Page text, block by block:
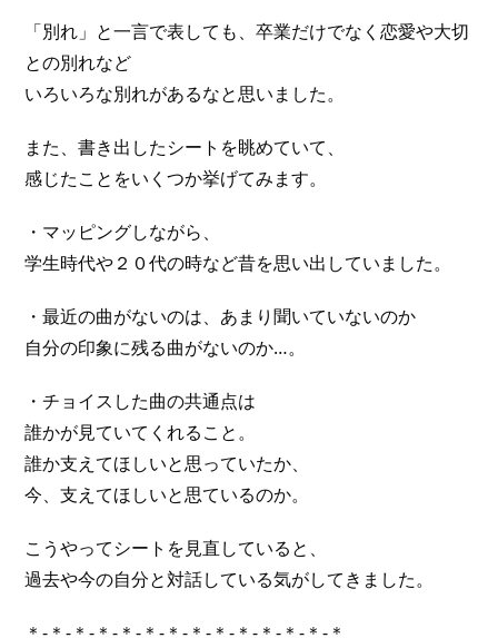
「別れ」と一言で表しても、卒業だけでなく恋愛や大切
との別れなど
いろいろな別れがあるなと思いました。
また、書き出したシートを眺めていて、
感じたことをいくつか挙げてみます。
・マッピングしながら、
学生時代や２０代の時など昔を思い出していました。
・最近の曲がないのは、あまり聞いていないのか
自分の印象に残る曲がないのか…。
・チョイスした曲の共通点は
誰かが見ていてくれること。
誰か支えてほしいと思っていたか、
今、支えてほしいと思ているのか。
こうやってシートを見直していると、
過去や今の自分と対話している気がしてきました。
＊-＊-＊-＊-＊-＊-＊-＊-＊-＊-＊-＊-＊-＊